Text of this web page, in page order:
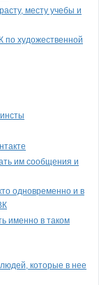
месту учебы и
по художественной
им сообщения и
одновременно и в
именно в таком
которые в нее